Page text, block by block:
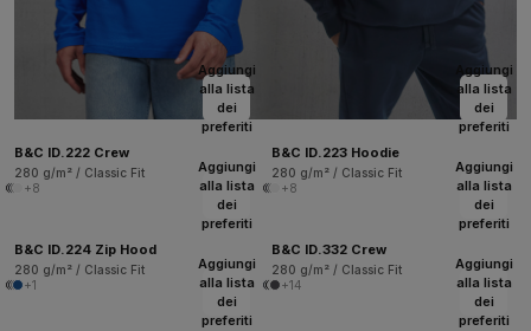
Aggiungi
alla lista
dei
preferiti
B&C ID.222 Crew
280 g/m² / Classic Fit
+8
Aggiungi
alla lista
dei
preferiti
B&C ID.223 Hoodie
280 g/m² / Classic Fit
+8
Aggiungi
alla lista
dei
preferiti
B&C ID.224 Zip Hood
280 g/m² / Classic Fit
+1
Aggiungi
alla lista
dei
preferiti
B&C ID.332 Crew
280 g/m² / Classic Fit
+14
Aggiungi
alla lista
dei
preferiti
Aggiungi
alla lista
dei
preferiti